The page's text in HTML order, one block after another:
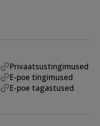
Privaatsustingimused
E-poe tingimused
E-poe tagastused